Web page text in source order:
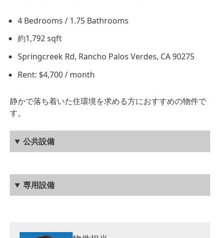
4 Bedrooms / 1.75 Bathrooms
約1,792 sqft
Springcreek Rd, Rancho Palos Verdes, CA 90275
Rent: $4,700 / month
静かで落ち着いた住環境を求める方におすすめの物件で
す。
公共設備
専用設備